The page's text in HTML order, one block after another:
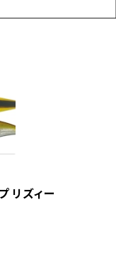
リズィー